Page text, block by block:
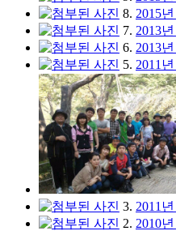
8. 2015
7. 2013
6. 2013
5. 2011
3. 2011
2. 2010